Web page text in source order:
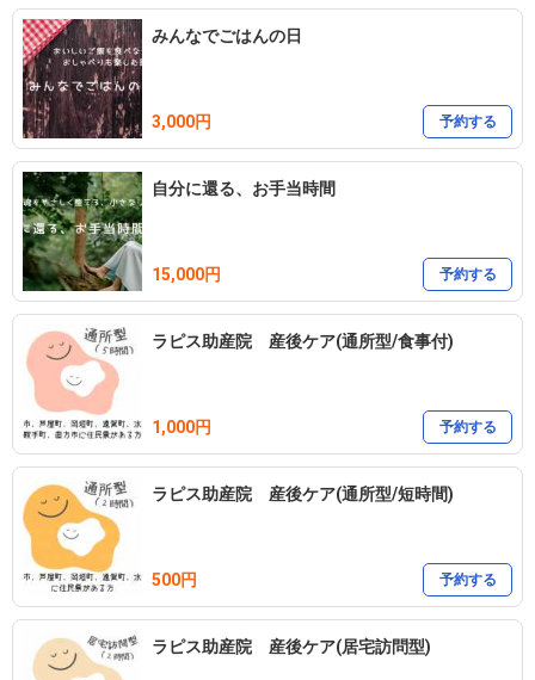
ー®️
子育て中のママをはじめ、女性の一生に寄り添うことを
お手伝いさせていただいてます(´ω｀*)
マヤ暦では、個人の本質や才能をはじめ、親子関係や職場関係など
の人間関係に関する悩みを紐解いていきます✨
また、マヤ暦の講座も行っています📚
チネイザン(内臓マッサージ)は、腹部をマッサージしながら内臓の
働きを正常化して、更に臓器に溜まっている感情のデトックスも行
います✨
ダイエット、便秘、生理痛、頭痛、肩こり、更年期症状などがある
方にオススメです😌💓
ボタニーペインティングは蓮の葉に自由に色を着けていくアートで
す😌(基本的にはリクエスト開催です)
みんなでごはんの日
3,000円 予約する
自分に還る、お手当時間
15,000円 予約する
ラピス助産院 産後ケア(通所型/食事付)
1,000円 予約する
ラピス助産院 産後ケア(通所型/短時間)
500円 予約する
ラピス助産院 産後ケア(居宅訪問型)